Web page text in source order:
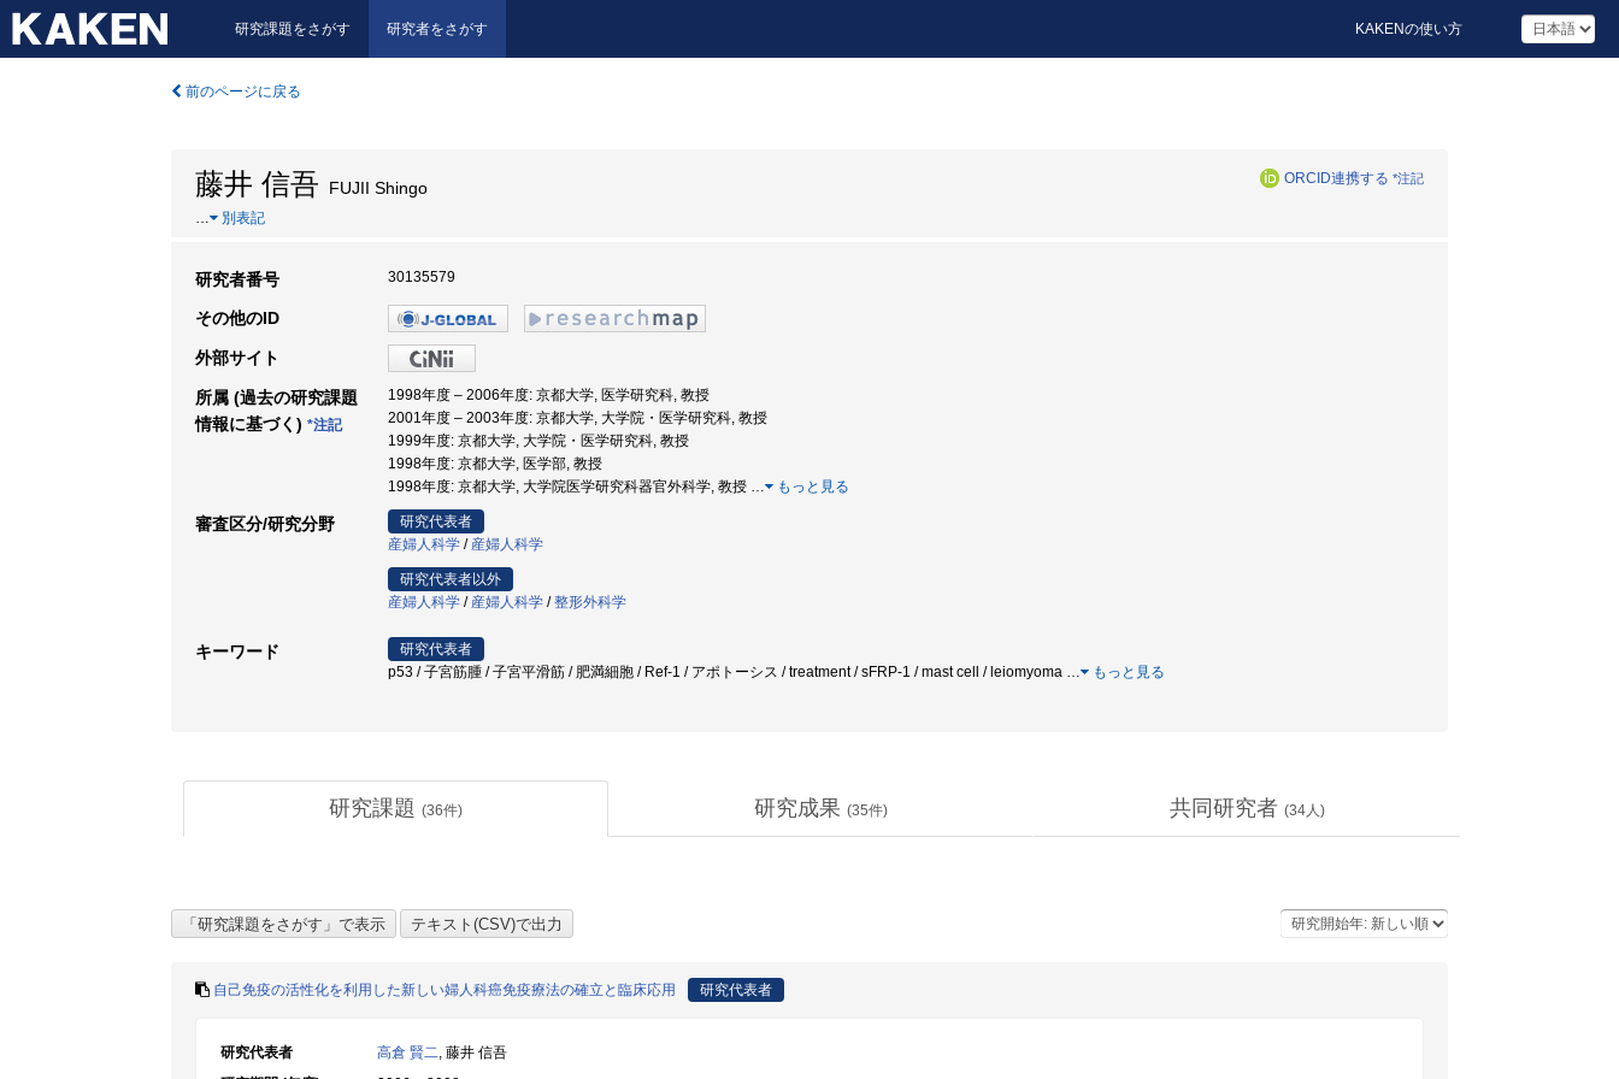
研究課題をさがす 研究者をさがす KAKENの使い方
前のページに戻る
藤井 信吾 FUJII Shingo ORCID連携する *注記
… 別表記
研究者番号 30135579
その他のID
外部サイト
所属 (過去の研究課題
情報に基づく) *注記
1998年度 – 2006年度: 京都大学, 医学研究科, 教授
2001年度 – 2003年度: 京都大学, 大学院・医学研究科, 教授
1999年度: 京都大学, 大学院・医学研究科, 教授
1998年度: 京都大学, 医学部, 教授
1998年度: 京都大学, 大学院医学研究科器官外科学, 教授 … もっと見る
審査区分/研究分野
研究代表者
産婦人科学 / 産婦人科学
研究代表者以外
産婦人科学 / 産婦人科学 /整形外科学
キーワード
研究代表者
p53 / 子宮筋腫 / 子宮平滑筋 / 肥満細胞 / Ref-1 / アポトーシス / treatment / sFRP-1 / mast cell / leiomyoma … もっと見る
研究課題 (36件) 研究成果 (35件) 共同研究者 (34人)
自己免疫の活性化を利用した新しい婦人科癌免疫療法の確立と臨床応用 研究代表者
研究代表者 高倉 賢二, 藤井 信吾